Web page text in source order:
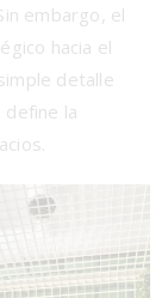
embargo, el
hacia el
detalle
la